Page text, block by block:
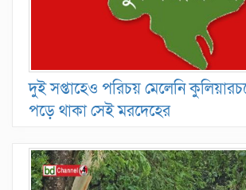
দুই সপ্তাহেও পরিচয় মেলেনি
পড়ে থাকা সেই মরদেহের